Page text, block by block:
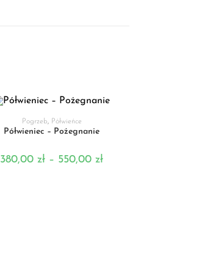
WYBIERZ OPCJE
Pogrzeb, Półwieńce
Półwieniec – Pożegnanie
380,00 zł – 550,00 zł